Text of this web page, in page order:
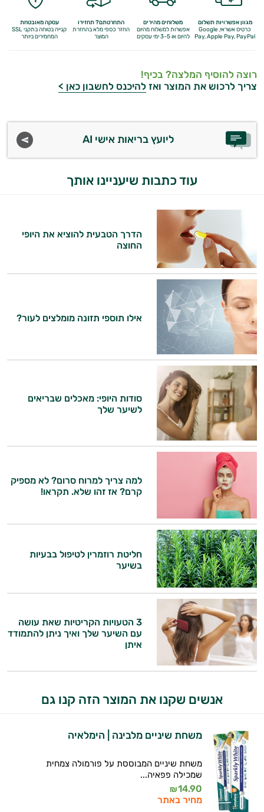
מגוון אפשרויות תשלום
כרטיס אשראי, Google
Pay,Apple Pay, PayPal
משלוחים מהירים
אפשרות למשלוח מהיום
להיום או 3-5 ימי עסקים
התחרטתם? תחזירו
החזר כספי מלאבהחזרת
המוצר
עסקה מאובטחת
קנייה בטוחה בתקני SSL
המחמירים ביותר
רוצה להוסיף המלצה? בכיף!
צריך לרכוש את המוצר ואז להיכנס לחשבון כאן >
ליועץ בריאות אישי AI
עוד כתבות שיעניינו אותך
הדרך הטבעית להוציא את היופי
החוצה
אילו תוספי תזונה מומלצים לעור?
סודות היופי: מאכלים שבריאים
לשיער שלך
למה צריך למרוח סרום? לא מספיק
קרם? אז זהו שלא. תקראו!
חליטת רוזמרין לטיפול בבעיות
בשיער
3 הטעויות הקריטיות שאת עושה
עם השיער שלך ואיך ניתן להתמודד
איתן
אנשים שקנו את המוצר הזה קנו גם
משחת שיניים מלבינה | הימלאיה
משחת שיניים המבוססת על פורמולה צמחית
שמכילה פפאיה...
14.90
₪
מחיר באתר